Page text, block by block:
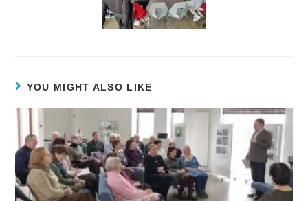
YOU MIGHT ALSO LIKE